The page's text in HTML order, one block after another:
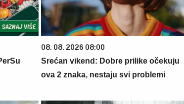
08. 08. 2026 08:00
Srećan vikend: Dobre prilike očekuju
ova 2 znaka, nestaju svi problemi